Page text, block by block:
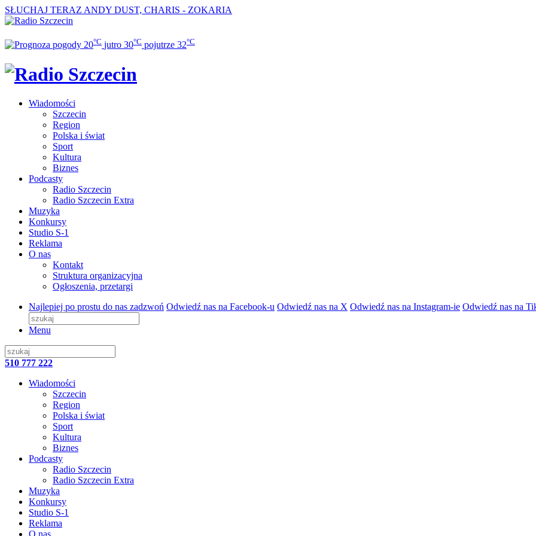
SŁUCHAJ TERAZ ANDY DUST, CHARIS - ZOKARIA
20°C jutro 30°C pojutrze 32°C
Wiadomości
Szczecin
Region
Polska i świat
Sport
Kultura
Biznes
Podcasty
Radio Szczecin
Radio Szczecin Extra
Muzyka
Konkursy
Studio S-1
Reklama
O nas
Kontakt
Struktura organizacyjna
Ogłoszenia, przetargi
Najlepiej po prostu do nas zadzwoń Odwiedź nas na Facebook-u Odwiedź nas na X Odwiedź nas na Instagram-ie Odwiedź nas na
Menu
510 777 222
Wiadomości
Szczecin
Region
Polska i świat
Sport
Kultura
Biznes
Podcasty
Radio Szczecin
Radio Szczecin Extra
Muzyka
Konkursy
Studio S-1
Reklama